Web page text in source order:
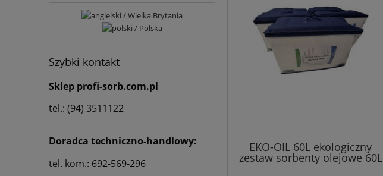
Szybki kontakt
Sklep profi-sorb.com.pl
tel.: (94) 3511122
Doradca techniczno-handlowy:
tel. kom.: 692-569-296
EKO-OIL 60L ekologiczny
zestaw sorbenty olejowe 60L
/ ATEST